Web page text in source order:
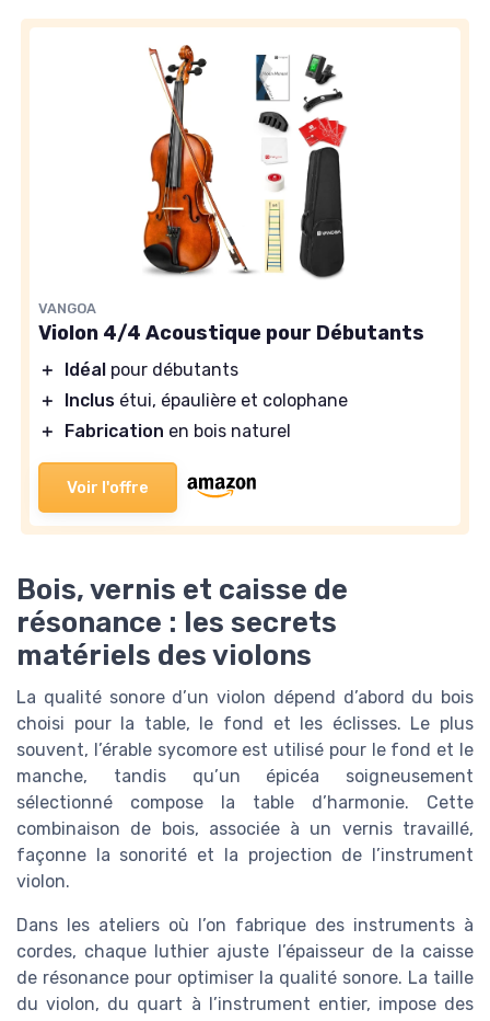
VANGOA
Violon 4/4 Acoustique pour Débutants
＋ Idéal pour débutants
＋
Inclus étui, épaulière et colophane
＋
Fabrication en bois naturel
Voir l'offre
Bois, vernis et caisse de
résonance : les secrets
matériels des violons
La qualité sonore d’un violon dépend d’abord du bois
choisi pour la table, le fond et les éclisses. Le plus
souvent, l’érable sycomore est utilisé pour le fond et le
manche, tandis qu’un épicéa soigneusement
sélectionné compose la table d’harmonie. Cette
combinaison de bois, associée à un vernis travaillé,
façonne la sonorité et la projection de l’instrument
violon.
Dans les ateliers où l’on fabrique des instruments à
cordes, chaque luthier ajuste l’épaisseur de la caisse
de résonance pour optimiser la qualité sonore. La taille
du violon, du quart à l’instrument entier, impose des